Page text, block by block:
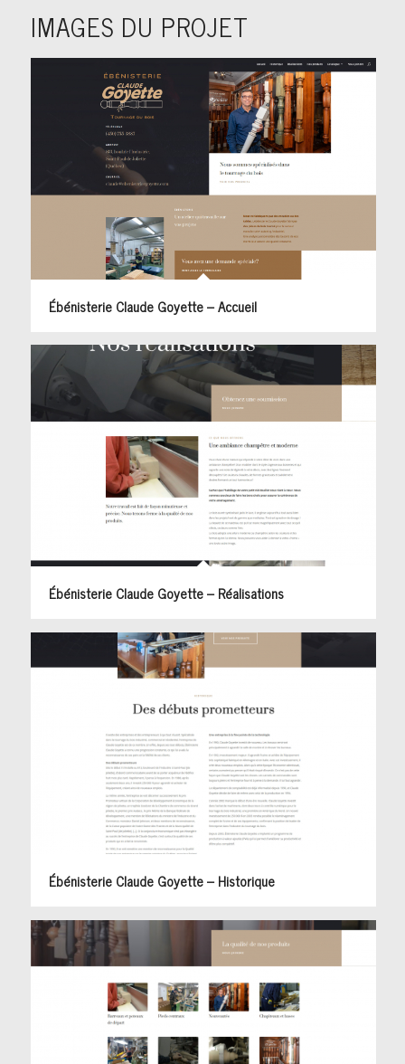
IMAGES DU PROJET
Ébénisterie Claude Goyette – Accueil
Ébénisterie Claude Goyette – Réalisations
Ébénisterie Claude Goyette – Historique